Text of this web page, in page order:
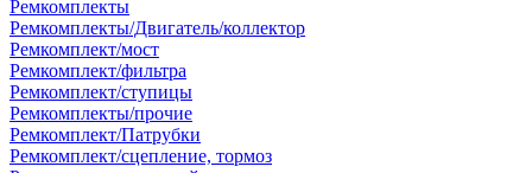
Ремкомплекты
Ремкомплекты/Двигатель/коллектор
Ремкомплект/мост
Ремкомплект/фильтра
Ремкомплект/ступицы
Ремкомплекты/прочие
Ремкомплект/Патрубки
Ремкомплект/сцепление, тормоз